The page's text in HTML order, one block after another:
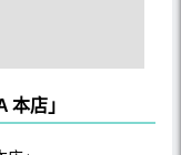
本店」